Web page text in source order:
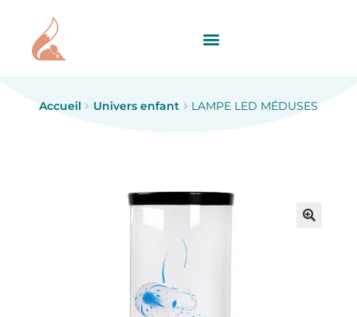
Accueil Univers enfant LAMPE LED MÉDUSES